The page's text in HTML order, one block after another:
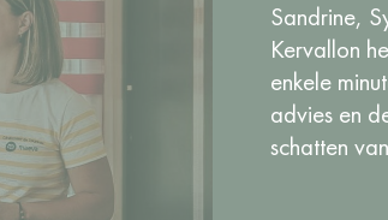
Sandrine,
Kervallon
enkele
advies en
schatten